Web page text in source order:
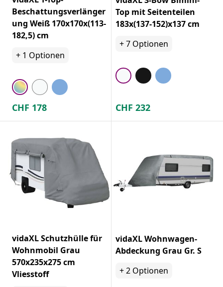
Beschattungsverlänger
ung Weiß 170x170x(113-
182,5) cm
+ 1 Optionen
CHF 178
Top mit Seitenteilen
183x(137-152)x137 cm
+7 Optionen
CHF 232
vidaXL Schutzhülle für
Wohnmobil Grau
570x235x275 cm
Vliesstoff
vidaXL Wohnwagen-
Abdeckung Grau Gr. S
+2 Optionen